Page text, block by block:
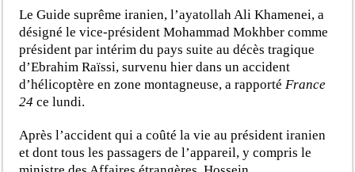
Le Guide suprême iranien, l’ayatollah Ali Khamenei, a
désigné le vice-président Mohammad Mokhber comme
président par intérim du pays suite au décès tragique
d’Ebrahim Raïssi, survenu hier dans un accident
d’hélicoptère en zone montagneuse, a rapporté France
24 ce lundi.
Après l’accident qui a coûté la vie au président iranien
et dont tous les passagers de l’appareil, y compris le